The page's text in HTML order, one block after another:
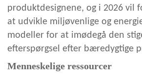
produktdesignene, og i 2026 vil
at udvikle miljøvenlige og
modeller for at imødegå den
efterspørgsel efter bæredygtige
Menneskelige ressourcer